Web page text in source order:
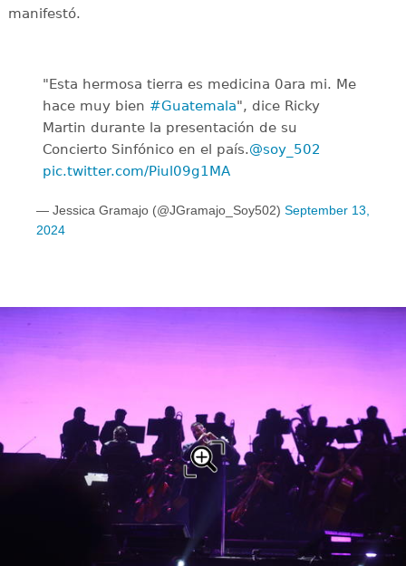
manifestó.
"Esta hermosa tierra es medicina 0ara mi. Me
hace muy bien #Guatemala", dice Ricky
Martin durante la presentación de su
Concierto Sinfónico en el país.@soy_502
pic.twitter.com/Piul09g1MA
— Jessica Gramajo (@JGramajo_Soy502) September 13,
2024